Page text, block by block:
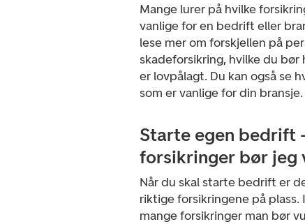
Mange lurer på hvilke
vanlige for en bedrift eller
lese mer om forskjellen på
skadeforsikring, hvilke du bør
er lovpålagt. Du kan også se
som er vanlige for din bransje.
Starte egen bedrift
forsikringer bør jeg
Når du skal starte bedrift er
riktige forsikringene på plass.
mange forsikringer man bør